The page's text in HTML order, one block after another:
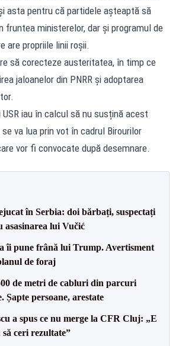
asta pentru că partidele așteaptă să
fruntea ministerelor, dar și programul de
are propriile linii roșii.
să corecteze austeritatea, în timp ce
jaloanelor din PNRR și adoptarea
USR iau în calcul să nu susțină acest
se va lua prin vot în cadrul Birourilor
vor fi convocate după desemnare.
în Serbia: doi bărbați, suspectați
asasinarea lui Vučić
îi pune frână lui Trump. Avertisment
de foraj
de metri de cabluri din parcuri
Șapte persoane, arestate
a spus ce nu merge la CFR Cluj: „E
ceri rezultate”